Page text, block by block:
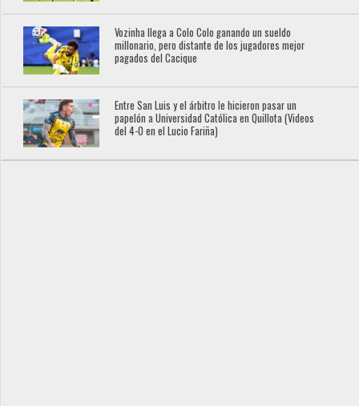
Vozinha llega a Colo Colo ganando un sueldo
millonario, pero distante de los jugadores mejor
pagados del Cacique
Entre San Luis y el árbitro le hicieron pasar un
papelón a Universidad Católica en Quillota (Videos
del 4-0 en el Lucio Fariña)